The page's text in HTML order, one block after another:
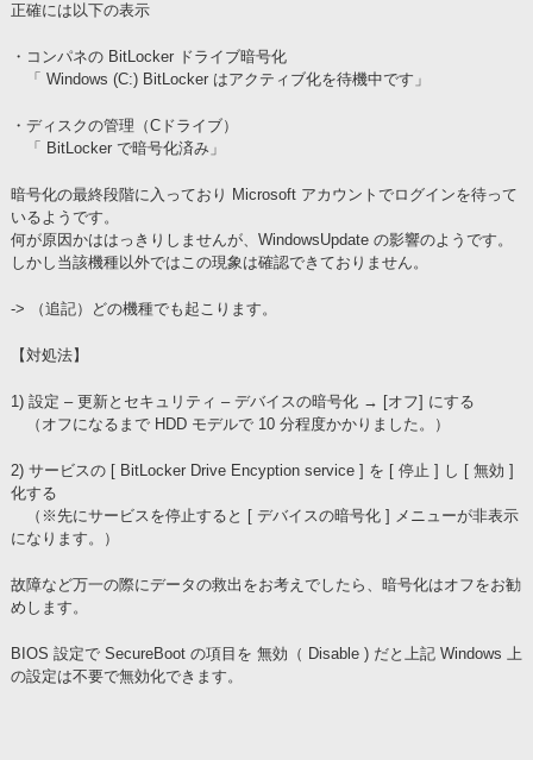
正確には以下の表示
・コンパネの BitLocker ドライブ暗号化
「 Windows (C:) BitLocker はアクティブ化を待機中です」
・ディスクの管理（Cドライブ）
「 BitLocker で暗号化済み」
暗号化の最終段階に入っており Microsoft アカウントでログインを待って
いるようです。
何が原因かははっきりしませんが、WindowsUpdate の影響のようです。
しかし当該機種以外ではこの現象は確認できておりません。
-> （追記）どの機種でも起こります。
【対処法】
1) 設定 – 更新とセキュリティ – デバイスの暗号化 → [オフ] にする
（オフになるまで HDD モデルで 10 分程度かかりました。）
2) サービスの [ BitLocker Drive Encyption service ] を [ 停止 ] し [ 無効 ]
化する
（※先にサービスを停止すると [ デバイスの暗号化 ] メニューが非表示
になります。）
故障など万一の際にデータの救出をお考えでしたら、暗号化はオフをお勧
めします。
BIOS 設定で SecureBoot の項目を 無効（ Disable ) だと上記 Windows 上
の設定は不要で無効化できます。